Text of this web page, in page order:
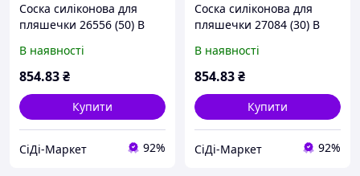
Соска силіконова для
пляшечки 26556 (50) В
ЦІНА ЗА УПАКОВКУ,
"BIMBO" [Склад: Одеса
В наявності
854.83₴
Купити
СіДі-Маркет 92%
Соска силіконова для
пляшечки 27084 (30) В
ЦІНА ЗА УПАКОВКУ,
"BIMBO" [Склад: Одеса
В наявності
854.83₴
Купити
СіДі-Маркет 92%